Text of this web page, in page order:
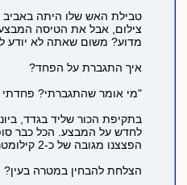
צילום, אבל את הטיסה
מדוע? משום שאתה לא יודע
איך התגברת על הפחד?
"מי אומר שהתגברתי? פחדתי
לחדש על המבצע. הכל כבר
הפצצנו מגובה של כ-2 קילומטרים".
הצלחת להבחין במטרה בעין?